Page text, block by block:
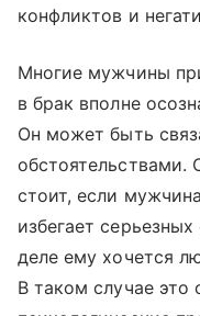
конфликтов и
Многие мужчины
в брак вполне
Он может быть
обстоятельствами.
стоит, если
избегает
деле ему хочется
В таком случае это